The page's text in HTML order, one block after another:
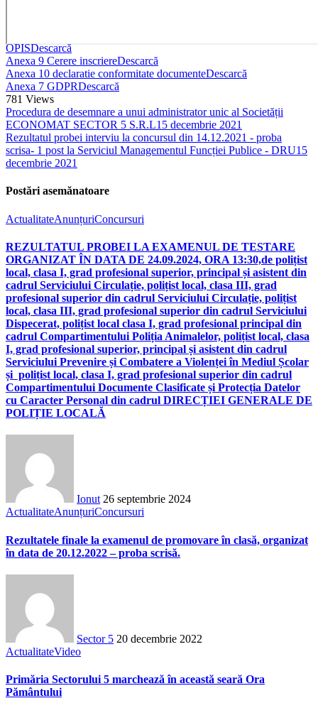
OPISDescarcă
Anexa 9 Cerere inscriereDescarcă
Anexa 10 declaratie conformitate documenteDescarcă
Anexa 7 GDPRDescarcă
781 Views
Procedura de desemnare a unui administrator unic al Societății
ECONOMAT SECTOR 5 S.R.L15 decembrie 2021
Rezultatul probei interviu la concursul din 14.12.2021 - proba
scrisa- 1 post la Serviciul Managementul Funcției Publice - DRU15
decembrie 2021
Postări asemănatoare
ActualitateAnunțuriConcursuri
REZULTATUL PROBEI LA EXAMENUL DE TESTARE
ORGANIZAT ÎN DATA DE 24.09.2024, ORA 13:30,de polițist
local, clasa I, grad profesional superior, principal și asistent din
cadrul Serviciului Circulație, polițist local, clasa III, grad
profesional superior din cadrul Serviciului Circulație, polițist
local, clasa III, grad profesional superior din cadrul Serviciului
Dispecerat, polițist local clasa I, grad profesional principal din
cadrul Compartimentului Poliția Animalelor, polițist local, clasa
I, grad profesional superior, principal și asistent din cadrul
Serviciului Prevenire și Combatere a Violenței în Mediul Școlar
și polițist local, clasa I, grad profesional superior din cadrul
Compartimentului Documente Clasificate și Protecția Datelor
cu Caracter Personal din cadrul DIRECȚIEI GENERALE DE
POLIȚIE LOCALĂ
Ionut 26 septembrie 2024
ActualitateAnunțuriConcursuri
Rezultatele finale la examenul de promovare în clasă, organizat
în data de 20.12.2022 – proba scrisă.
Sector 5 20 decembrie 2022
ActualitateVideo
Primăria Sectorului 5 marchează în această seară Ora
Pământului